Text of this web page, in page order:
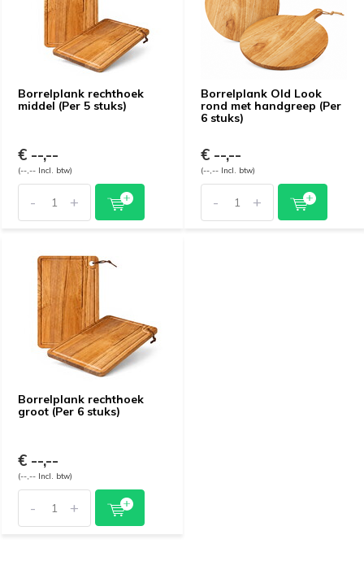
Borrelplank rechthoek
middel (Per 5 stuks)
€ --,--
(--,-- Incl. btw)
- +
Borrelplank Old Look
rond met handgreep (Per
6 stuks)
€ --,--
(--,-- Incl. btw)
- +
Borrelplank rechthoek
groot (Per 6 stuks)
€ --,--
(--,-- Incl. btw)
- +